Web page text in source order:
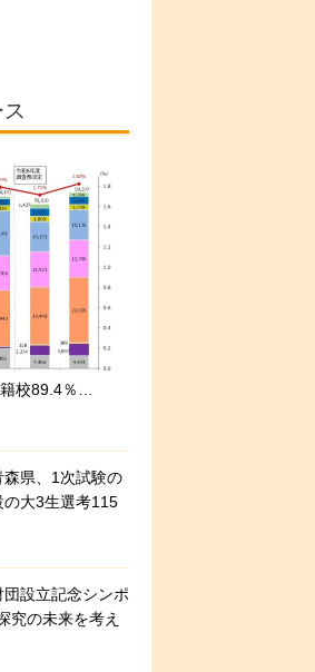
校89.4％…
森県、1次試験の
大3生選考115
設立記念シンポ
の未来を考え